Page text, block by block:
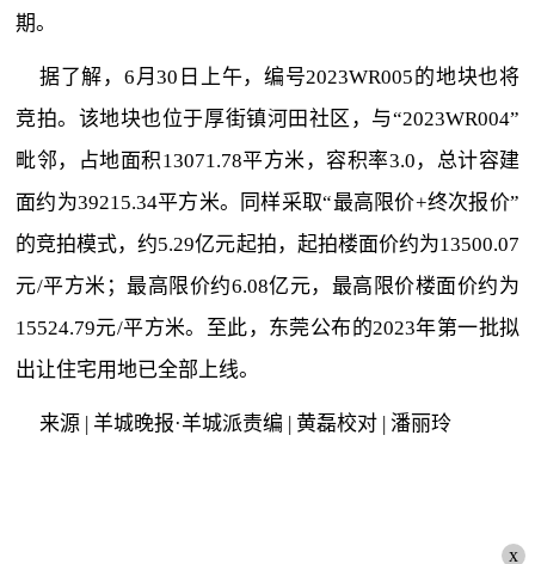
期。
据了解，6月30日上午，编号2023WR005的地块也将
竞拍。该地块也位于厚街镇河田社区，与“2023WR004”
毗邻，占地面积13071.78平方米，容积率3.0，总计容建
面约为39215.34平方米。同样采取“最高限价+终次报价”
的竞拍模式，约5.29亿元起拍，起拍楼面价约为13500.07
元/平方米；最高限价约6.08亿元，最高限价楼面价约为
15524.79元/平方米。至此，东莞公布的2023年第一批拟
出让住宅用地已全部上线。
来源 | 羊城晚报·羊城派责编 | 黄磊校对 | 潘丽玲
x